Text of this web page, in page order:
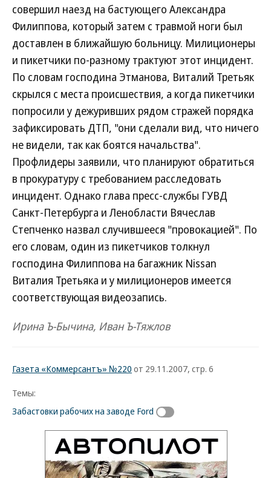
совершил наезд на бастующего Александра
Филиппова, который затем с травмой ноги был
доставлен в ближайшую больницу. Милиционеры
и пикетчики по-разному трактуют этот инцидент.
По словам господина Этманова, Виталий Третьяк
скрылся с места происшествия, а когда пикетчики
попросили у дежуривших рядом стражей порядка
зафиксировать ДТП, "они сделали вид, что ничего
не видели, так как боятся начальства".
Профлидеры заявили, что планируют обратиться
в прокуратуру с требованием расследовать
инцидент. Однако глава пресс-службы ГУВД
Санкт-Петербурга и Ленобласти Вячеслав
Степченко назвал случившееся "провокацией". По
его словам, один из пикетчиков толкнул
господина Филиппова на багажник Nissan
Виталия Третьяка и у милиционеров имеется
соответствующая видеозапись.
Ирина Ъ-Бычина, Иван Ъ-Тяжлов
Газета «Коммерсантъ» №220 от 29.11.2007, стр. 6
Темы:
Забастовки рабочих на заводе Ford